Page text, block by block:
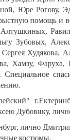
Юре Рогову,
помощь и
Зубовых,
Худякова,
Хамзу,
Дубовику,
лично
костюмы.